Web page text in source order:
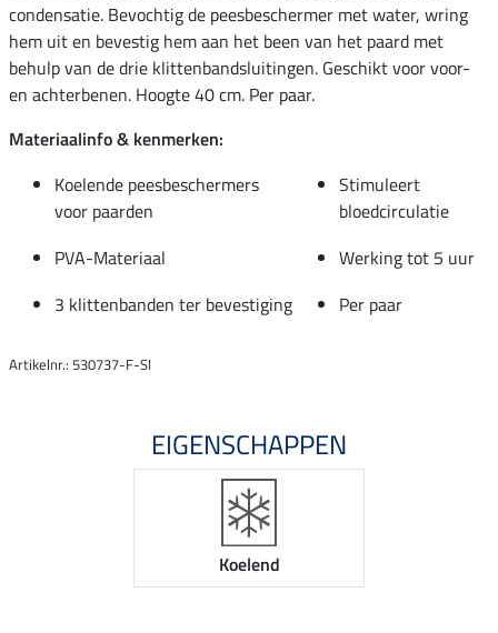
condensatie. Bevochtig de peesbeschermer met water, wring
hem uit en bevestig hem aan het been van het paard met
behulp van de drie klittenbandsluitingen. Geschikt voor voor-
en achterbenen. Hoogte 40 cm. Per paar.
Materiaalinfo & kenmerken:
Koelende peesbeschermers
voor paarden
Stimuleert
bloedcirculatie
PVA-Materiaal
Werking tot 5 uur
3 klittenbanden ter bevestiging
Per paar
Artikelnr.: 530737-F-SI
EIGENSCHAPPEN
Koelend